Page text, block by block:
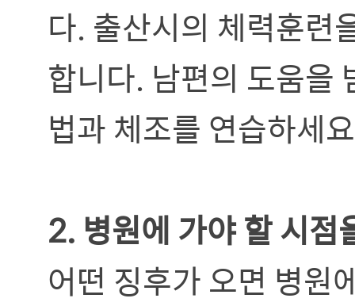
다. 출산시의 체력훈련
합니다. 남편의 도움을
법과 체조를 연습하세
2. 병원에 가야 할 시점
어떤 징후가 오면 병원